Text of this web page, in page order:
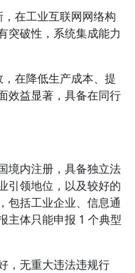
在工业互联网网络构
突破性，系统集成能力
在降低生产成本、提
效益显著，具备在同行
境内注册，具备独立法
引领地位，以及较好的
包括工业企业、信息通
主体只能申报 1 个典型
，无重大违法违规行